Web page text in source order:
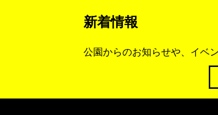
新着情報
公園からのお知らせや、イベ